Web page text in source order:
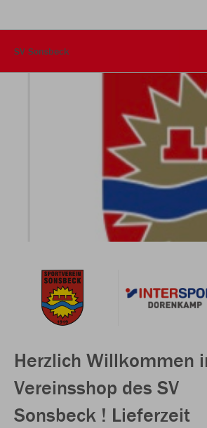
SV Sonsbeck
Herzlich Willkommen
Vereinsshop des SV
Sonsbeck ! Lieferzeit